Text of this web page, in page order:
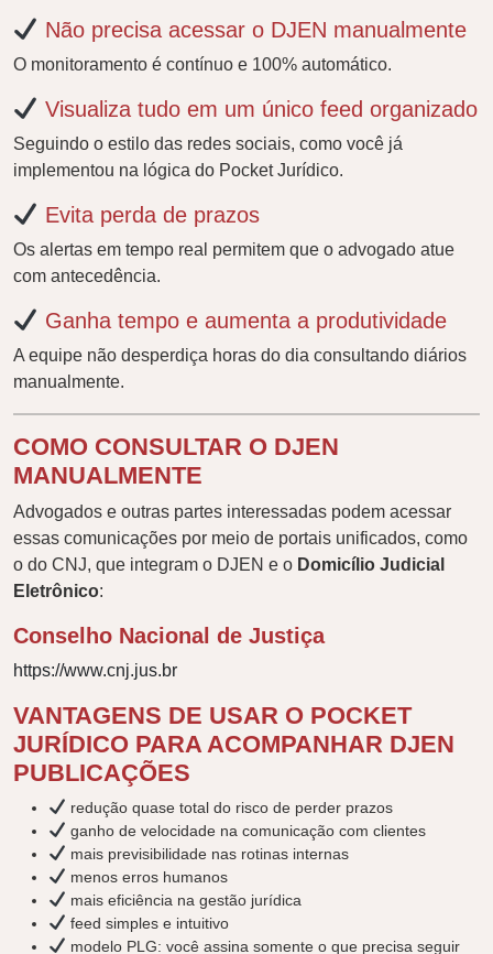
Não precisa acessar o DJEN manualmente
O monitoramento é contínuo e 100% automático.
Visualiza tudo em um único feed organizado
Seguindo o estilo das redes sociais, como você já
implementou na lógica do Pocket Jurídico.
Evita perda de prazos
Os alertas em tempo real permitem que o advogado atue
com antecedência.
Ganha tempo e aumenta a produtividade
A equipe não desperdiça horas do dia consultando diários
manualmente.
COMO CONSULTAR O DJEN
MANUALMENTE
Advogados e outras partes interessadas podem acessar
essas comunicações por meio de portais unificados, como
o do CNJ, que integram o DJEN e o Domicílio Judicial
Eletrônico:
Conselho Nacional de Justiça
https://www.cnj.jus.br
VANTAGENS DE USAR O POCKET
JURÍDICO PARA ACOMPANHAR DJEN
PUBLICAÇÕES
redução quase total do risco de perder prazos
ganho de velocidade na comunicação com clientes
mais previsibilidade nas rotinas internas
menos erros humanos
mais eficiência na gestão jurídica
feed simples e intuitivo
modelo PLG: você assina somente o que precisa seguir